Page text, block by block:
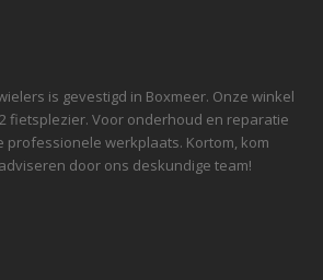
is gevestigd in Boxmeer. Onze winkel
fietsplezier. Voor onderhoud en reparatie
professionele werkplaats. Kortom, kom
door ons deskundige team!